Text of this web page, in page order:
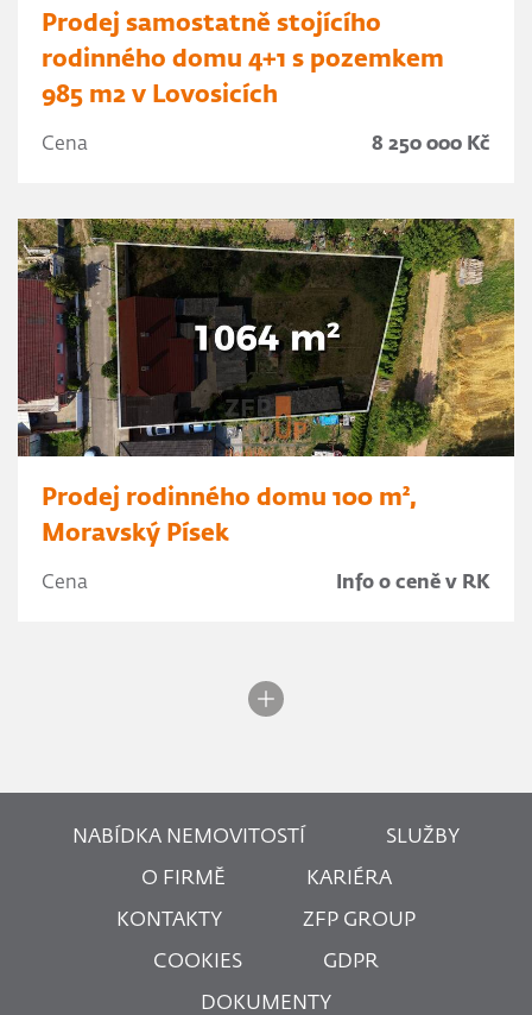
Prodej samostatně stojícího
rodinného domu 4+1 s pozemkem
985 m2 v Lovosicích
Cena 8 250 000 Kč
Prodej rodinného domu 100 m²,
Moravský Písek
Cena Info o ceně v RK
NABÍDKA NEMOVITOSTÍ SLUŽBY
O FIRMĚ KARIÉRA
KONTAKTY ZFP GROUP
COOKIES GDPR
DOKUMENTY